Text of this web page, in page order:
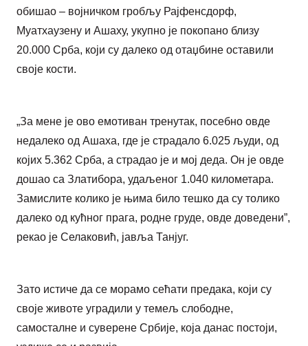
обишао – војничком гробљу Рајфенсдорф,
Муатхаузену и Ашаху, укупно је покопано близу
20.000 Срба, који су далеко од отаџбине оставили
своје кости.
„За мене је ово емотиван тренутак, посебно овде
недалеко од Ашаха, где је страдало 6.025 људи, од
којих 5.362 Срба, а страдао је и мој деда. Он је овде
дошао са Златибора, удаљеног 1.040 километара.
Замислите колико је њима било тешко да су толико
далеко од кућног прага, родне груде, овде доведени”,
рекао је Селаковић, јавља Танјуг.
Зато истиче да се морамо сећати предака, који су
своје животе уградили у темељ слободне,
самосталне и суверене Србије, која данас постоји,